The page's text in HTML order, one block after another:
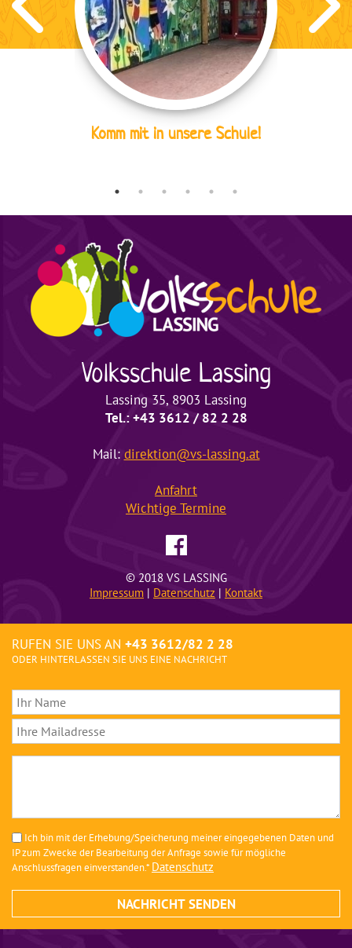
Komm mit in unsere Schule!
VolksschuleLassing
Lassing 35, 8903 Lassing
Tel.: +43 3612 / 82 2 28
Mail: direktion@vs-lassing.at
Anfahrt
Wichtige Termine
© 2018 VS LASSING
Impressum | Datenschutz | Kontakt
RUFEN SIE UNS AN +43 3612/82 2 28
ODER HINTERLASSEN SIE UNS EINE NACHRICHT
Ich bin mit der Erhebung/Speicherung meiner eingegebenen Daten und
IP zum Zwecke der Bearbeitung der Anfrage sowie für mögliche
Anschlussfragen einverstanden.* Datenschutz